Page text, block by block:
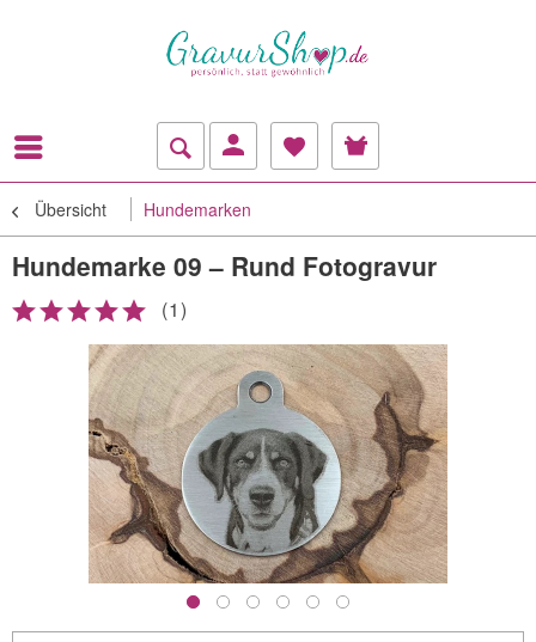
Übersicht Hundemarken
Hundemarke 09 – Rund Fotogravur
(1)